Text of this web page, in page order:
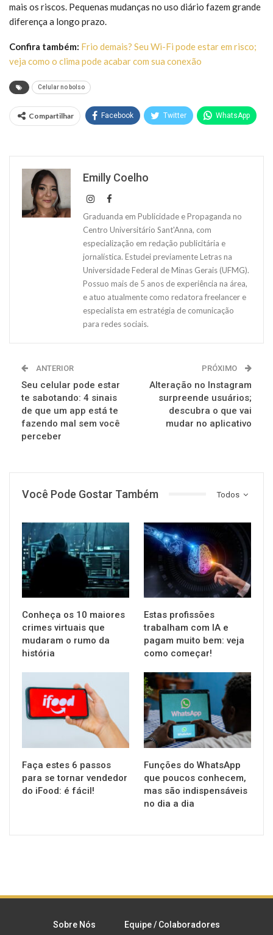
mais os riscos. Pequenas mudanças no uso diário fazem grande
diferença a longo prazo.
Confira também: Frio demais? Seu Wi-Fi pode estar em risco;
veja como o clima pode acabar com sua conexão
Celular no bolso
Compartilhar Facebook Twitter WhatsApp
Emilly Coelho
Graduanda em Publicidade e Propaganda no
Centro Universitário Sant'Anna, com
especialização em redação publicitária e
jornalística. Estudei previamente Letras na
Universidade Federal de Minas Gerais (UFMG).
Possuo mais de 5 anos de experiência na área,
e atuo atualmente como redatora freelancer e
especialista em estratégia de comunicação
para redes sociais.
ANTERIOR
Seu celular pode estar
te sabotando: 4 sinais
de que um app está te
fazendo mal sem você
perceber
PRÓXIMO
Alteração no Instagram
surpreende usuários;
descubra o que vai
mudar no aplicativo
Todos
Você Pode Gostar Também
TECNOLOGIA
Conheça os 10 maiores
crimes virtuais que
mudaram o rumo da
história
TECNOLOGIA
Estas profissões
trabalham com IA e
pagam muito bem: veja
como começar!
Faça estes 6 passos
para se tornar vendedor
do iFood: é fácil!
TECNOLOGIA
Funções do WhatsApp
que poucos conhecem,
mas são indispensáveis
no dia a dia
Sobre Nós Equipe / Colaboradores